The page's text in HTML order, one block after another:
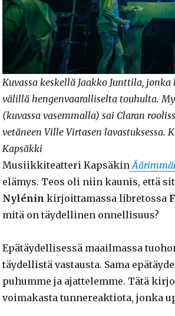
Kuvassa keskellä Jaakko Junttila,
välillä hengenvaaralliselta touhulta.
(kuvassa vasemmalla) sai Claran
vetäneen Ville Virtasen
Kapsäkki
Musiikkiteatteri Kapsäkin
elämys. Teos oli niin kaunis, että
Nylénin kirjoittamassa libretossa
mitä on täydellinen onnellisuus?
Epätäydellisessä maailmassa
täydellistä vastausta. Sama
puhumme ja ajattelemme. Tätä
voimakasta tunnereaktiota, jonka